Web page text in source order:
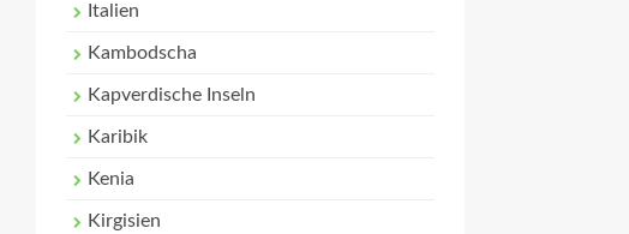
Italien
Kambodscha
Kapverdische Inseln
Karibik
Kenia
Kirgisien